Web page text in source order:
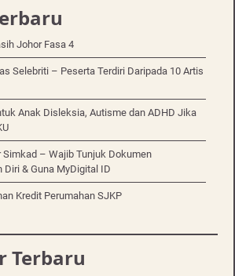
Johor Fasa 4
Selebriti – Peserta Terdiri Daripada 10 Artis
Anak Disleksia, Autisme dan ADHD Jika
Simkad – Wajib Tunjuk Dokumen
Diri & Guna MyDigital ID
Kredit Perumahan SJKP
Terbaru